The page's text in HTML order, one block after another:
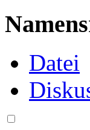
Datei